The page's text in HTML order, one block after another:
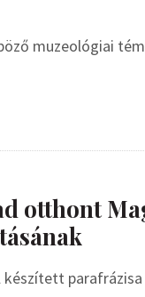
muzeológiai
otthont
készített